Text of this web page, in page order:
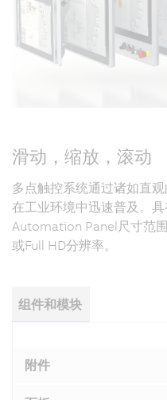
滑动，缩放，滚动
多点触控系统通过诸如直
在工业环境中迅速普及。
Automation Panel尺寸范
或Full HD分辨率。
组件和模块
附件